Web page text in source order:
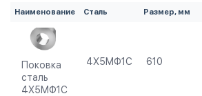
Наименование Сталь Размер, мм
Поковка
сталь
4Х5МФ1С
4Х5МФ1С 610